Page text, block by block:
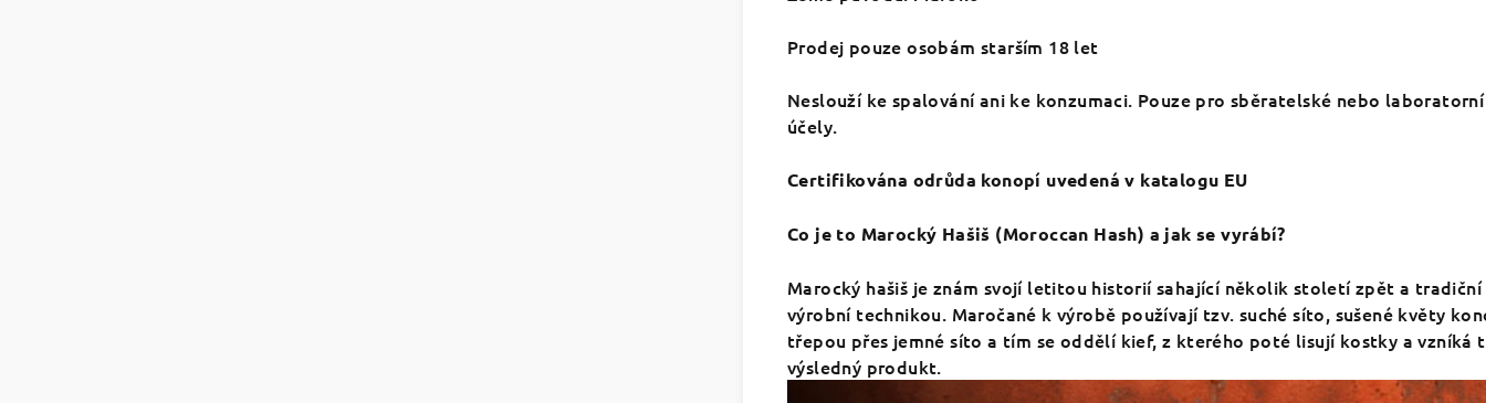
Prodej pouze osobám starším 18 let
Neslouží ke spalování ani ke konzumaci. Pouze pro sběratelské nebo laboratorní
účely.
Certifikována odrůda konopí uvedená v katalogu EU
Co je to Marocký Hašiš (Moroccan Hash) a jak se vyrábí?
Marocký hašiš je znám svojí letitou historií sahající několik století zpět a tradiční
výrobní technikou. Maročané k výrobě používají tzv. suché síto, sušené květy
třepou přes jemné síto a tím se oddělí kief, z kterého poté lisují kostky a vzníká
výsledný produkt.